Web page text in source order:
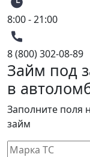
8:00 - 21:00
8 (800) 302-08-89
Займ под
в
Заполните поля
займ